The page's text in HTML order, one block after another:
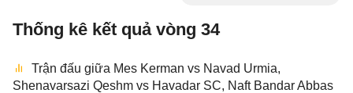
Thống kê kết quả vòng 34
Trận đấu giữa Mes Kerman vs Navad Urmia,
Shenavarsazi Qeshm vs Havadar SC, Naft Bandar Abbas